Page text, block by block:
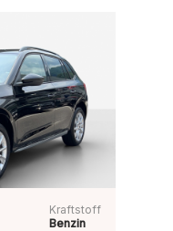
Kraftstoff
Benzin